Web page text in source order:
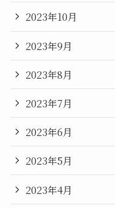
2023年10月
2023年9月
2023年8月
2023年7月
2023年6月
2023年5月
2023年4月